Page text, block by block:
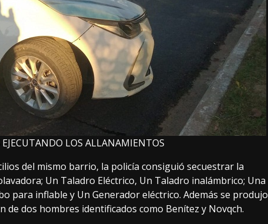
EJECUTANDO LOS ALLANAMIENTOS
del mismo barrio, la policía consiguió secuestrar la
Un Taladro Eléctrico, Un Taladro inalámbrico; Una
para inflable y Un Generador eléctrico. Además se produjo
dos hombres identificados como Benítez y Novqch.